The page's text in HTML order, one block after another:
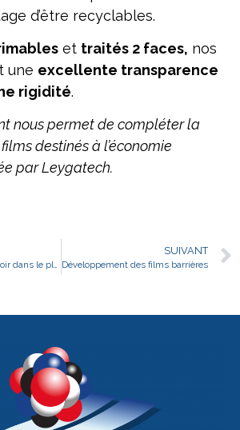
d’être recyclables.
et traités 2 faces, nos
une excellente transparence
rigidité.
nous permet de compléter la
destinés à l’économie
par Leygatech.
SUIVANT
Développement des films barrières